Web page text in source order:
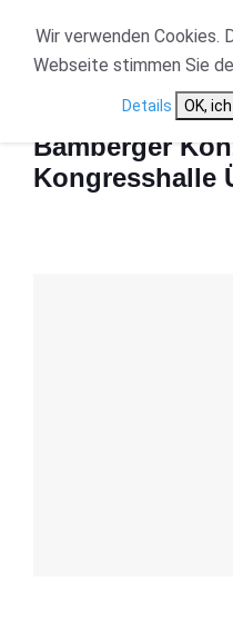
Bamberger Konzert-
Bamberger
Kongresshalle
Wir verwenden Cookies.
Webseite stimmen Sie
Details OK,